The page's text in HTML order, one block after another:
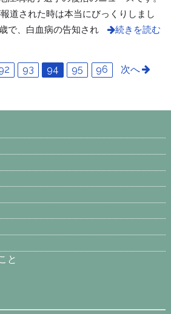
道された時は本当にびっくりしまし
で、白血病の告知され
続きを読む
93 94 95 96 次へ
と